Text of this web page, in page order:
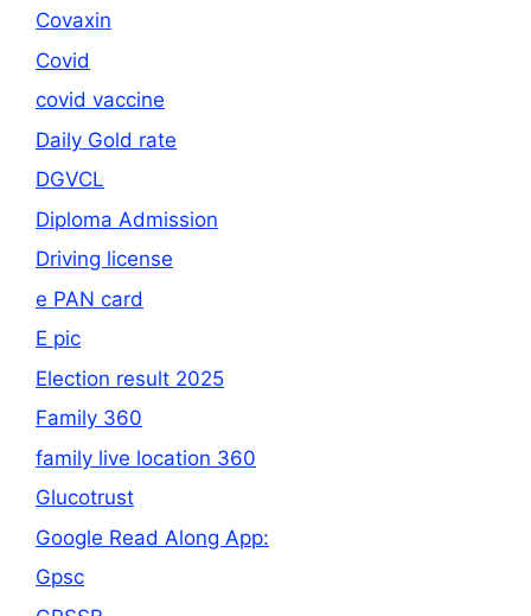
Covaxin
Covid
covid vaccine
Daily Gold rate
DGVCL
Diploma Admission
Driving license
e PAN card
E pic
Election result 2025
Family 360
family live location 360
Glucotrust
Google Read Along App:
Gpsc